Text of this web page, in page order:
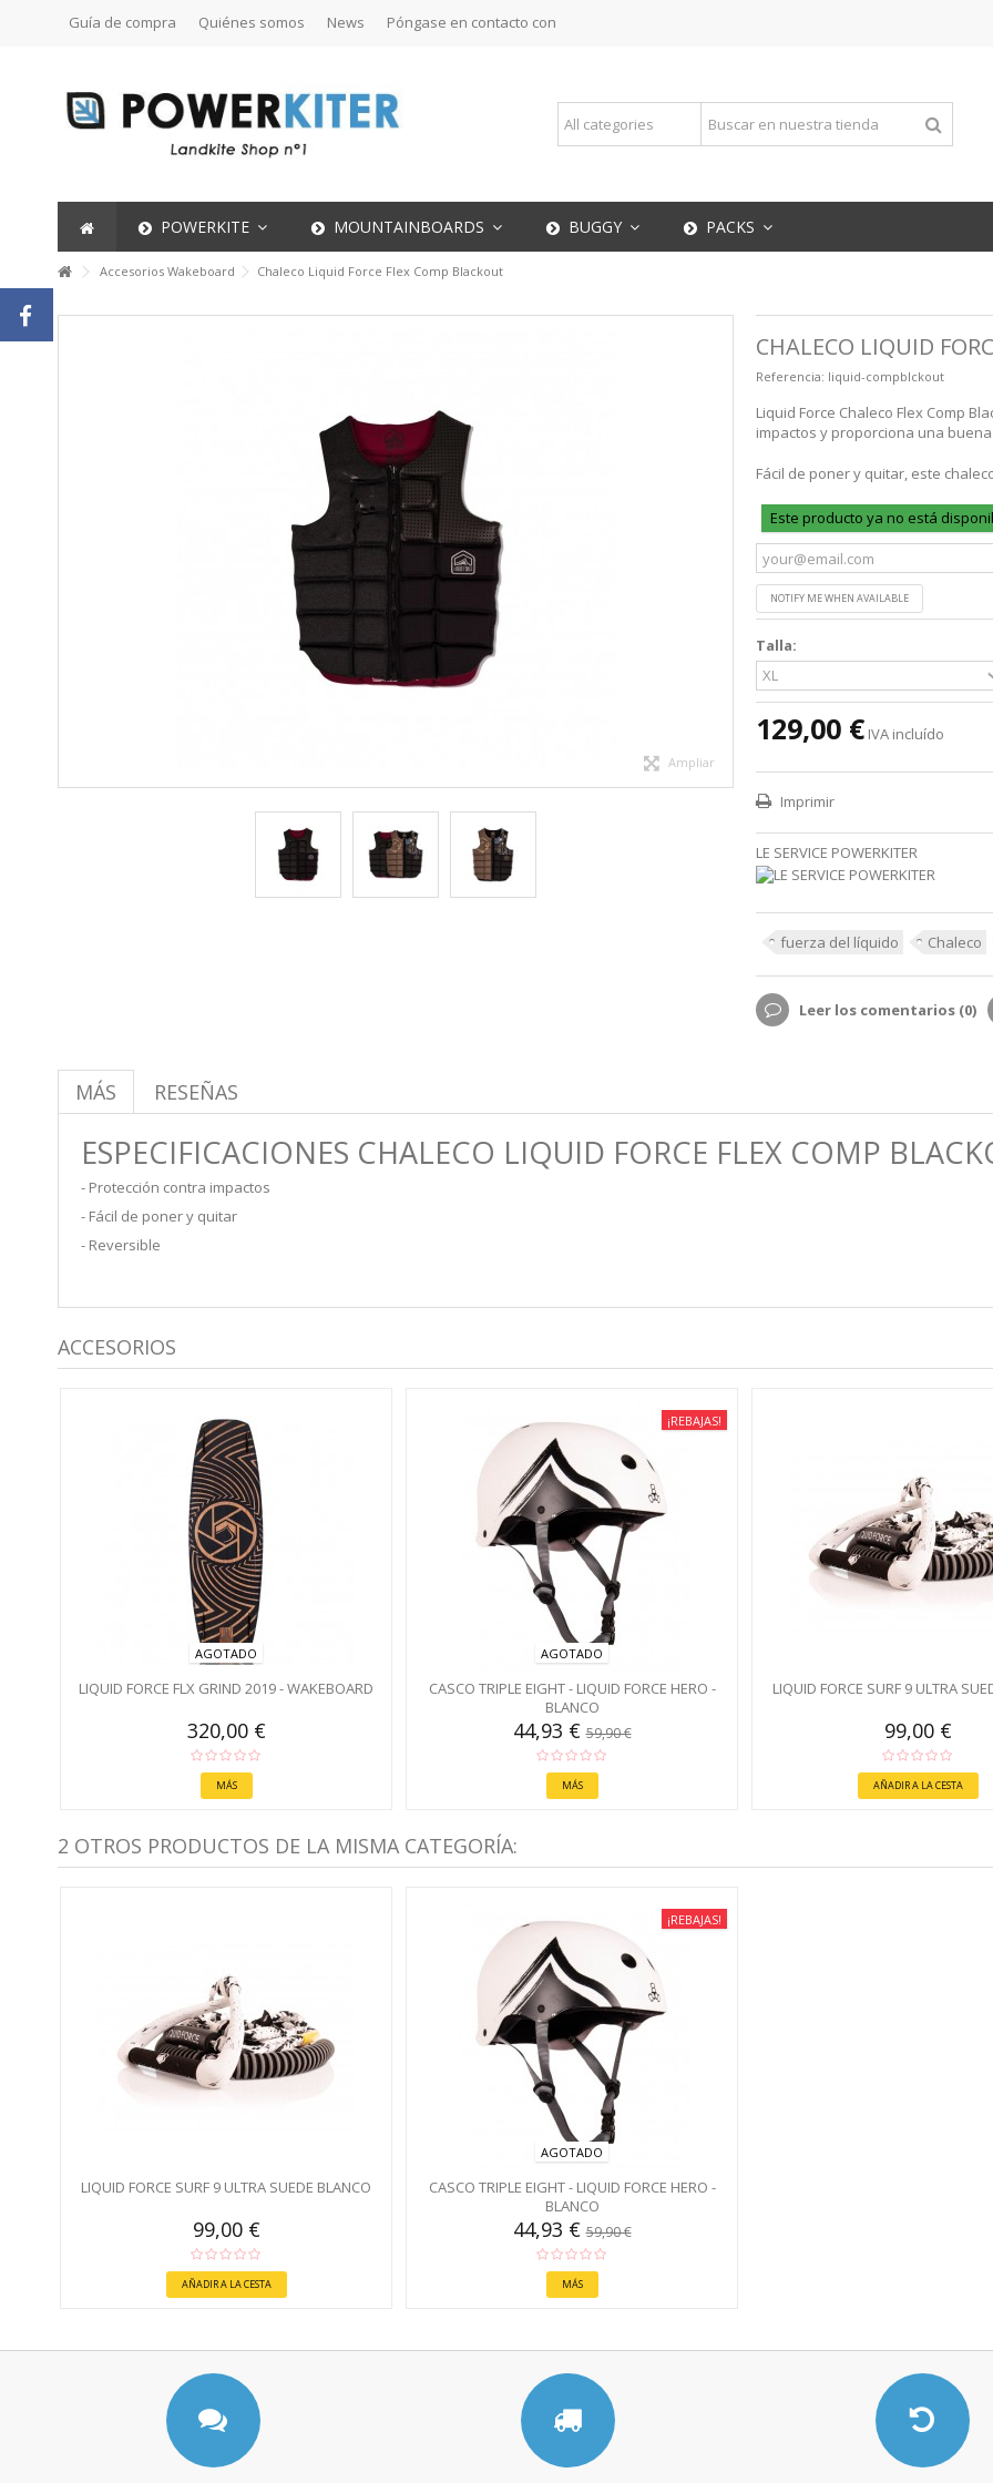
Guía de compra Quiénes somos News Póngase en contacto con
POWERKITE MOUNTAINBOARDS BUGGY PACKS
Accesorios Wakeboard Chaleco Liquid Force Flex Comp Blackout
Ampliar
CHALECO LIQUID
Referencia: liquid-compblckout
Liquid Force Chaleco Flex Comp
impactos y proporciona una
Fácil de poner y quitar, este
Este producto ya no está
NOTIFY ME WHEN AVAILABLE
Talla:
129,00 € IVA incluído
Imprimir
LE SERVICE POWERKITER
fuerza del líquido Chaleco
Leer los comentarios (0)
MÁS RESEÑAS
ESPECIFICACIONES CHALECO LIQUID FORCE FLEX COMP
- Protección contra impactos
- Fácil de poner y quitar
- Reversible
ACCESORIOS
AGOTADO
LIQUID FORCE FLX GRIND 2019 - WAKEBOARD
320,00 €
MÁS
¡REBAJAS!
AGOTADO
CASCO TRIPLE EIGHT - LIQUID FORCE HERO -
BLANCO
44,93 €59,90 €
MÁS
LIQUID FORCE SURF 9 ULTRA
99,00 €
AÑADIR A LA CESTA
2 OTROS PRODUCTOS DE LA MISMA CATEGORÍA:
LIQUID FORCE SURF 9 ULTRA SUEDE BLANCO
99,00 €
AÑADIR A LA CESTA
¡REBAJAS!
AGOTADO
CASCO TRIPLE EIGHT - LIQUID FORCE HERO -
BLANCO
44,93 €59,90 €
MÁS